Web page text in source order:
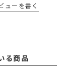
ューを書く
る商品